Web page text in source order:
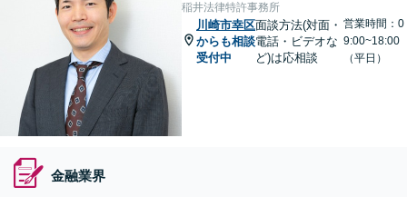
稲井法律特許事務所
川崎市幸区
からも相談
受付中
面談方法(対面・
電話・ビデオな
ど)は応相談
営業時間：0
9:00~18:00
（平日）
金融業界